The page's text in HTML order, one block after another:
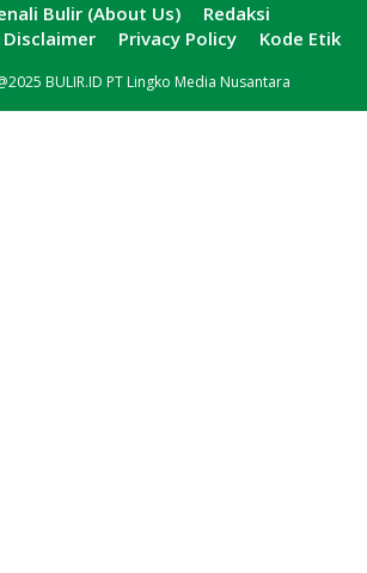
Bulir (About Us)
Redaksi
Disclaimer Privacy Policy Kode Etik
BULIR.ID PT Lingko Media Nusantara